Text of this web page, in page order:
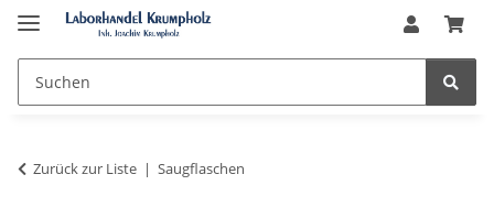
Zurück zur Liste Saugflaschen